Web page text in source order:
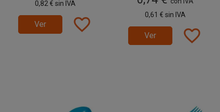
0,82 € sin IVA
Ver favorite_border
0,61 € sin IVA
Ver favorite_border